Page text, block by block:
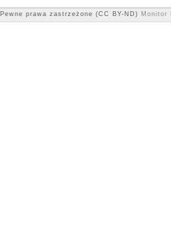
Pewne prawa zastrzeżone (CC BY-ND) Monitor